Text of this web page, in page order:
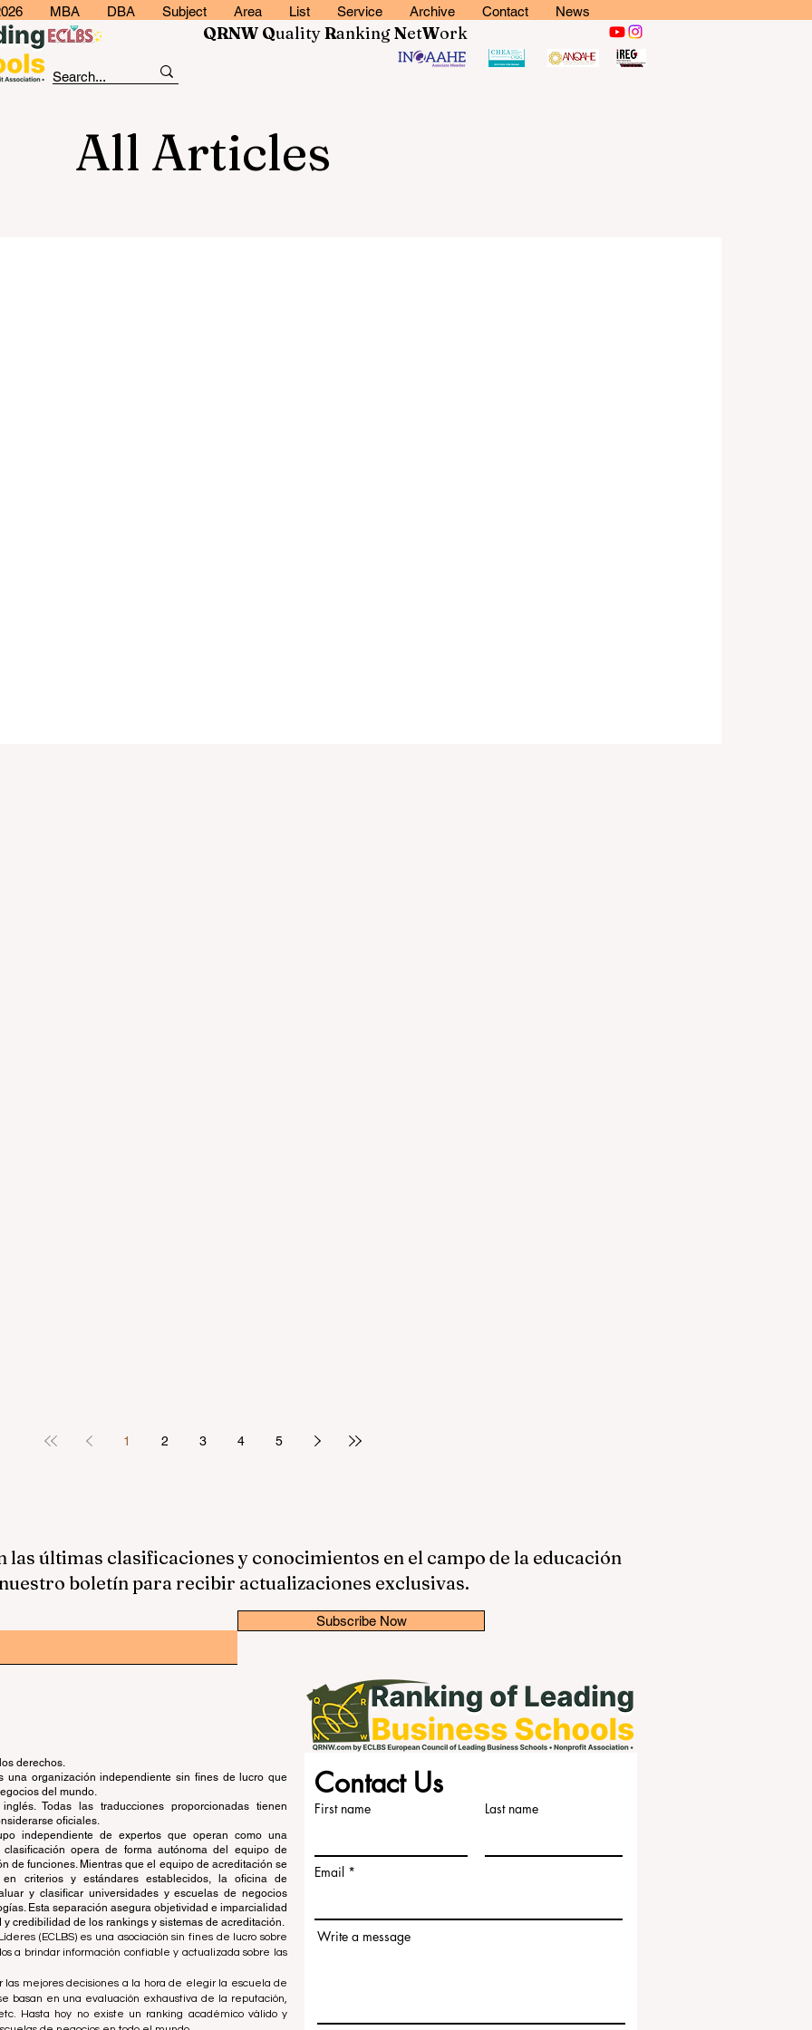
MBA DBA Subject Area List Service Archive Contact News
QRNW QualityRankingNetWork
All Articles
1 2 3 4 5
últimas clasificaciones y conocimientos en el campo de la educación
boletín para recibir actualizaciones exclusivas.
Subscribe Now
derechos.
una organización independiente sin fines de lucro que
del mundo.
Todas las traducciones proporcionadas tienen
oficiales.
independiente de expertos que operan como una
opera de forma autónoma del equipo de
de funciones. Mientras que el equipo de acreditación se
criterios y estándares establecidos, la oficina de
y clasificar universidades y escuelas de negocios
Esta separación asegura objetividad e imparcialidad
credibilidad de los rankings y sistemas de acreditación.
(ECLBS) es una asociación sin fines de lucro sobre
a brindar información confiable y actualizada sobre las
las mejores decisiones a la hora de elegir la escuela de
basan en una evaluación exhaustiva de la reputación,
Hasta hoy no existe un ranking académico válido y
Contact Us
First name Last name
Email
Write a message